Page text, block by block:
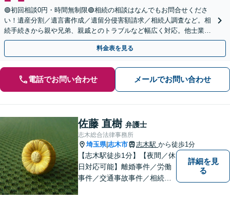
🟢初回相談0円・時間無制限🟢相続の相談はなんでもお問合せくださ
い！遺産分割／遺言書作成／遺留分侵害額請求／相続人調査など。相
続手続きから親や兄弟、親戚とのトラブルなど幅広く対応。他士業と
も連携可能です【出張相談可】【東所沢駅30秒】
料金表を見る
電話でお問い合わせ メールでお問い合わせ
佐藤 直樹 弁護士
志木総合法律事務所
埼玉県|志木市 志木駅 から徒歩1分
【志木駅徒歩1分】【夜間／休
日対応可能】離婚事件／労働
事件／交通事故事件／相続事
詳細を見
る